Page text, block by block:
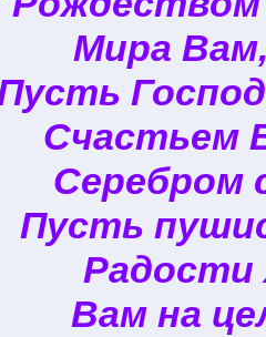
Мира
Счастьем
Серебром
Пусть
Радости
Вам на